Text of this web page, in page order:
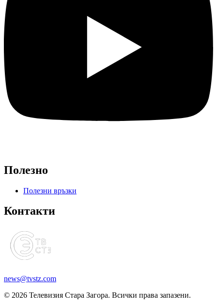
Полезно
Полезни връзки
Контакти
news@tvstz.com
© 2026 Телевизия Стара Загора. Всички права запазени.